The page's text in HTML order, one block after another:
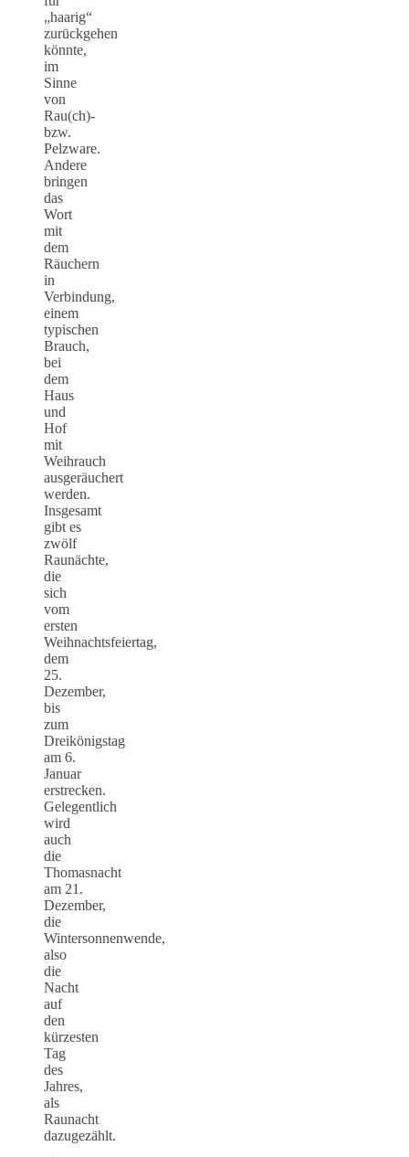
„haarig“
zurückgehen
könnte,
im
Sinne
von
Rau(ch)-
bzw.
Pelzware.
Andere
bringen
das
Wort
mit
dem
Räuchern
in
Verbindung,
einem
typischen
Brauch,
bei
dem
Haus
und
Hof
mit
Weihrauch
ausgeräuchert
werden.
Insgesamt
gibt es
zwölf
Raunächte,
die
sich
vom
ersten
Weihnachtsfeiertag,
dem
25.
Dezember,
bis
zum
Dreikönigstag
am 6.
Januar
erstrecken.
Gelegentlich
wird
auch
die
Thomasnacht
am 21.
Dezember,
die
Wintersonnenwende,
also
die
Nacht
auf
den
kürzesten
Tag
des
Jahres,
als
Raunacht
dazugezählt.